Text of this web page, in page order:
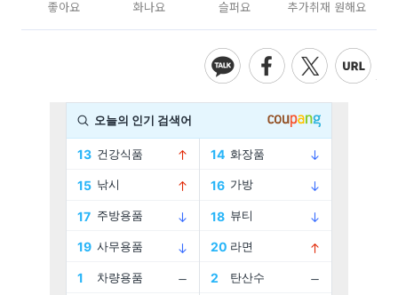
좋아요 화나요 슬퍼요 추가취재 원해요